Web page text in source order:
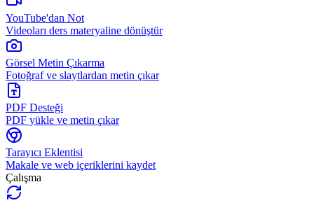
YouTube'dan Not
Videoları ders materyaline dönüştür
Görsel Metin Çıkarma
Fotoğraf ve slaytlardan metin çıkar
PDF Desteği
PDF yükle ve metin çıkar
Tarayıcı Eklentisi
Makale ve web içeriklerini kaydet
Çalışma